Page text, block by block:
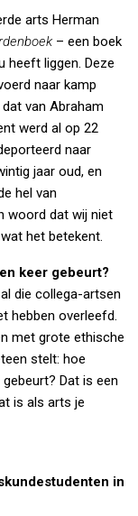
arts Herman
– een boek
heeft liggen. Deze
naar kamp
van Abraham
werd al op 22
naar
jaar oud, en
hel van
woord dat wij niet
het betekent.
keer gebeurt?
die collega-artsen
hebben overleefd.
met grote ethische
stelt: hoe
Dat is een
is als arts je
in